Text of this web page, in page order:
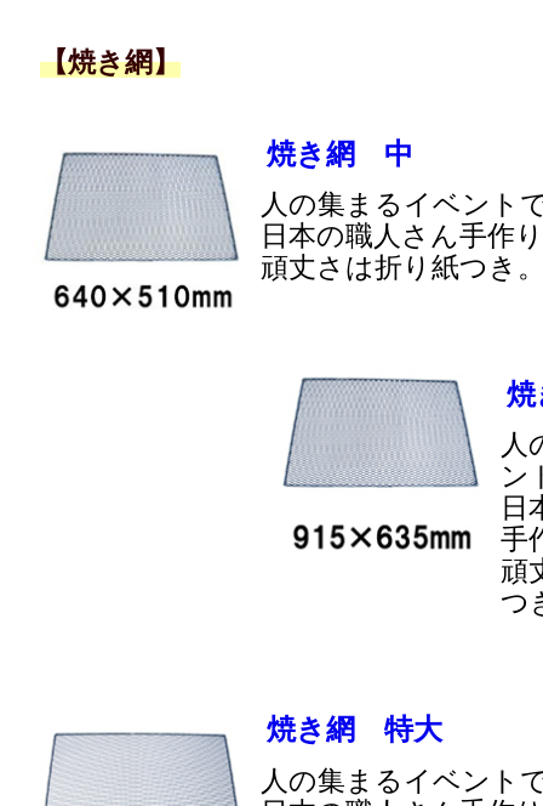
【焼き網】
焼き網 中
人の集まるイベント
日本の職人さん手作
頑丈さは折り紙つき
人
ン
日
手
頑
つ
焼き網 特大
人の集まるイベント